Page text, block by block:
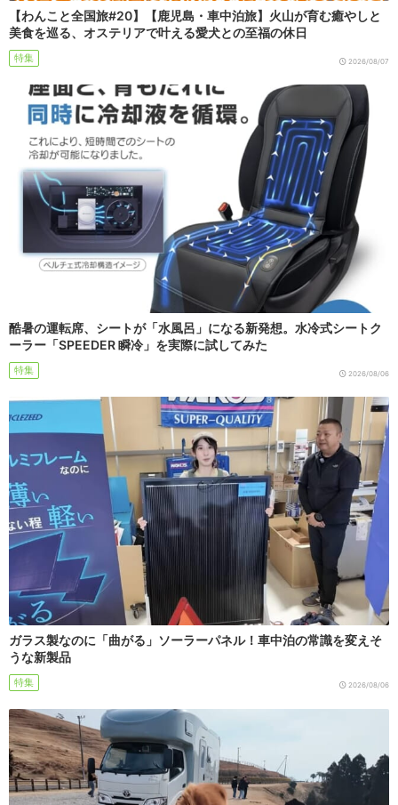
【わんこと全国旅#20】【鹿児島・車中泊旅】火山が育む癒やしと
美食を巡る、オステリアで叶える愛犬との至福の休日
特集 2026/08/07
酷暑の運転席、シートが「水風呂」になる新発想。水冷式シートク
ーラー「SPEEDER 瞬冷」を実際に試してみた
特集 2026/08/06
ガラス製なのに「曲がる」ソーラーパネル！車中泊の常識を変えそ
うな新製品
特集 2026/08/06